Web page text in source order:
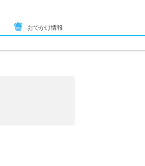
おでかけ情報